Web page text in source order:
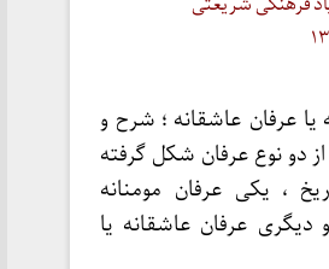
یا عرفان عاشقانه ؛ شرح و
دو نوع عرفان شکل گرفته
، یکی عرفان مومنانه
عرفان عاشقانه یا